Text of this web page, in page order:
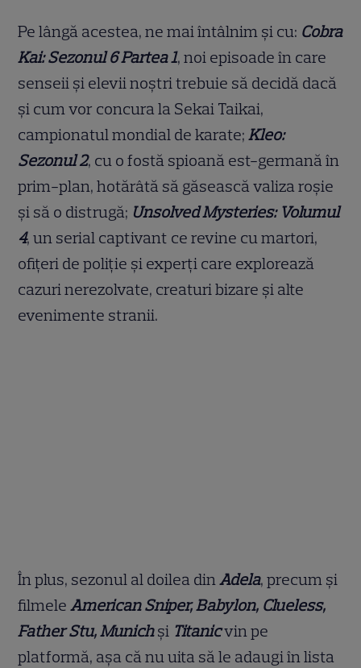
Pe lângă acestea, ne mai întâlnim și cu: Cobra
Kai: Sezonul 6 Partea 1, noi episoade în care
senseii și elevii noștri trebuie să decidă dacă
și cum vor concura la Sekai Taikai,
campionatul mondial de karate;Kleo:
Sezonul 2, cu o fostă spioană est-germană în
prim-plan, hotărâtă să găsească valiza roșie
și să o distrugă; Unsolved Mysteries: Volumul
4, un serial captivant ce revine cu martori,
ofițeri de poliție și experți care explorează
cazuri nerezolvate, creaturi bizare și alte
evenimente stranii.
În plus, sezonul al doilea dinAdela, precum și
filmeleAmerican Sniper, Babylon, Clueless,
Father Stu, Munichși Titanicvin pe
platformă, așa că nu uita să le adaugi în lista